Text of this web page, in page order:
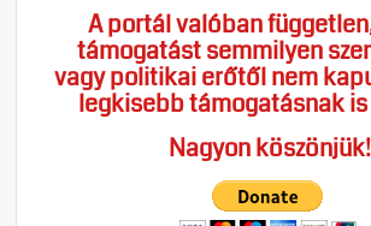
A portál valóban
támogatást semmilyen
vagy politikai erőtől nem
legkisebb támogatásnak
Nagyon köszönjük!